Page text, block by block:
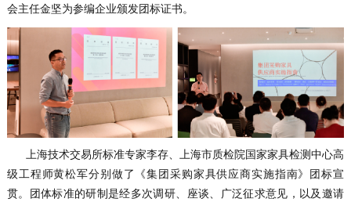
会主任金坚为参编企业颁发团标证书。
上海技术交易所标准专家李存、上海市质检院国家家具检测中心高
级工程师黄松军分别做了《集团采购家具供应商实施指南》团标宣
贯。团体标准的研制是经多次调研、座谈、广泛征求意见，以及邀请